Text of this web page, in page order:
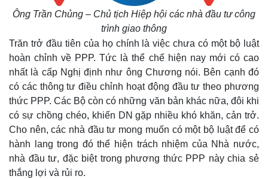
Ông Trần Chủng – Chủ tịch Hiệp hội các nhà đầu tư công
trình giao thông
Trăn trở đầu tiên của họ chính là việc chưa có một bộ luật
hoàn chỉnh về PPP. Tức là thể chế hiện nay mới có cao
nhất là cấp Nghị định như ông Chương nói. Bên cạnh đó
có các thông tư điều chỉnh hoạt động đầu tư theo phương
thức PPP. Các Bộ còn có những văn bản khác nữa, đôi khi
có sự chồng chéo, khiến DN gặp nhiều khó khăn, cản trở.
Cho nên, các nhà đầu tư mong muốn có một bộ luật để có
hành lang trong đó thể hiện trách nhiệm của Nhà nước,
nhà đầu tư, đặc biệt trong phương thức PPP này chia sẻ
thắng lợi và rủi ro.